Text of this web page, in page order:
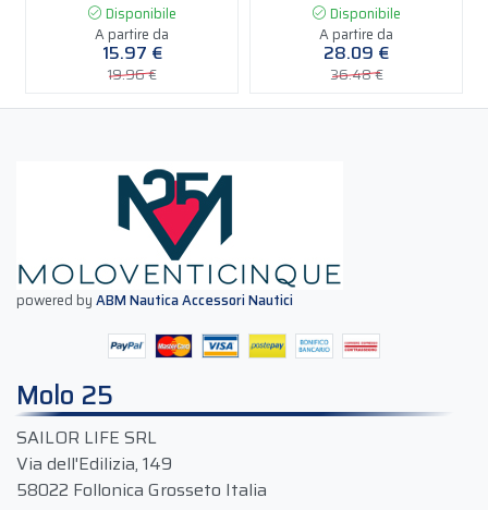
Disponibile
A partire da
15.97 €
19.96 €
Disponibile
A partire da
28.09 €
36.48 €
powered byABM Nautica Accessori Nautici
Molo 25
SAILOR LIFE SRL
Via dell'Edilizia, 149
58022 Follonica Grosseto Italia